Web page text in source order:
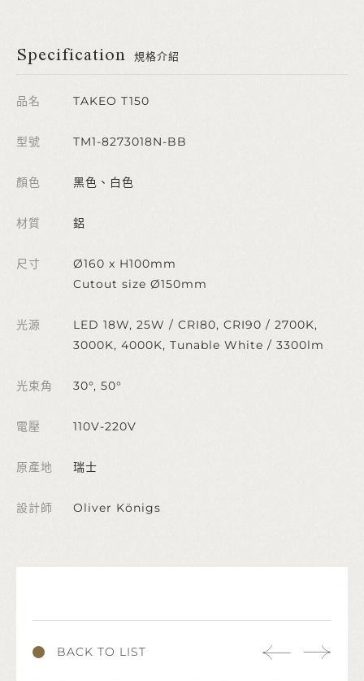
Specification 規格介紹
品名 TAKEO T150
型號 TM1-8273018N-BB
顏色 黑色、白色
材質 鋁
尺寸
Ø160 x H100mm
Cutout size Ø150mm
光源
LED 18W, 25W / CRI80, CRI90 / 2700K,
3000K, 4000K, Tunable White / 3300lm
光束角 30°, 50°
電壓 110V-220V
原產地 瑞士
設計師 Oliver Königs
BACK TO LIST